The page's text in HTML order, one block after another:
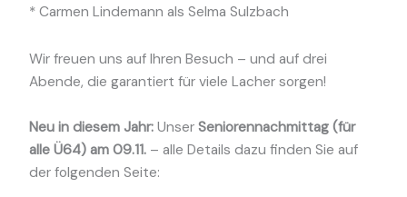
* Carmen Lindemann als Selma Sulzbach
Wir freuen uns auf Ihren Besuch – und auf drei
Abende, die garantiert für viele Lacher sorgen!
Neu in diesem Jahr: UnserSeniorennachmittag (für
alle Ü64) am 09.11. – alle Details dazu finden Sie auf
der folgenden Seite: